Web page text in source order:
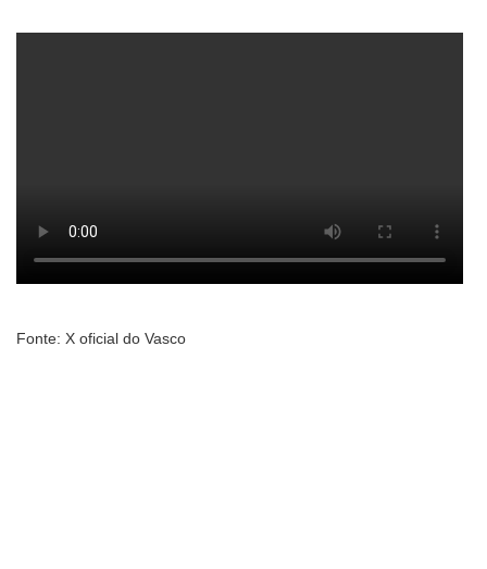
Fonte: X oficial do Vasco